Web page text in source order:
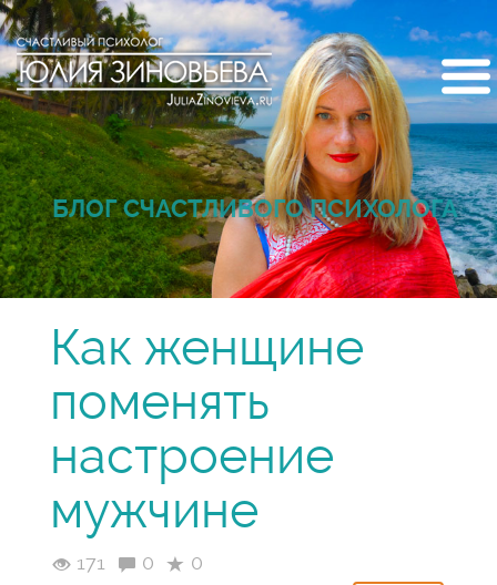
БЛОГ СЧАСТЛИВОГО ПСИХОЛОГА
Как женщине
поменять
настроение
мужчине
171 0
0